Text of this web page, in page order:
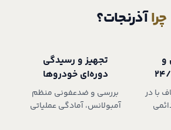
چراآذرنجات؟
و
با در
تجهیز و رسیدگی
دوره‌ای خودروها
بررسی و ضدعفونی منظم
آمبولانس، آمادگی عملیاتی